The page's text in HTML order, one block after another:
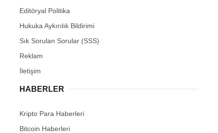
Editöryal Politika
Hukuka Aykırılık Bildirimi
Sık Sorulan Sorular (SSS)
Reklam
İletişim
HABERLER
Kripto Para Haberleri
Bitcoin Haberleri